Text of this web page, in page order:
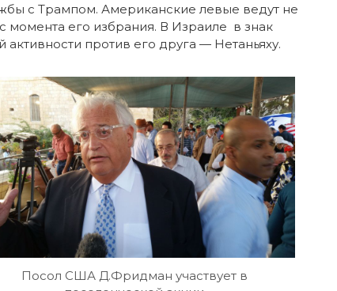
с Трампом. Американские левые ведут не
его избрания. В Израиле в знак
против его друга — Нетаньяху.
Посол США Д.Фридман участвует в